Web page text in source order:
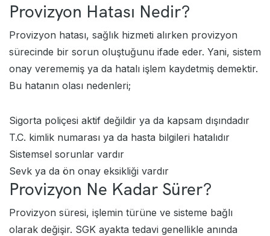
Provizyon Hatası Nedir?
Provizyon hatası, sağlık hizmeti alırken provizyon
sürecinde bir sorun oluştuğunu ifade eder. Yani, sistem
onay verememiş ya da hatalı işlem kaydetmiş demektir.
Bu hatanın olası nedenleri;
Sigorta poliçesi aktif değildir ya da kapsam dışındadır
T.C. kimlik numarası ya da hasta bilgileri hatalıdır
Sistemsel sorunlar vardır
Sevk ya da ön onay eksikliği vardır
Provizyon Ne Kadar Sürer?
Provizyon süresi, işlemin türüne ve sisteme bağlı
olarak değişir. SGK ayakta tedavi genellikle anında